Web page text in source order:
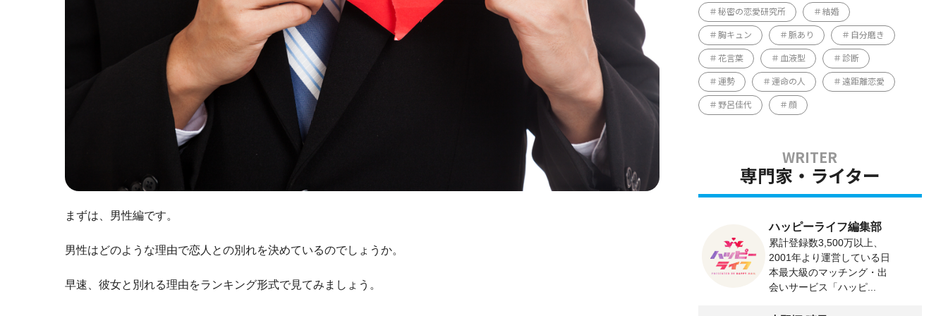
まずは、男性編です。
男性はどのような理由で恋人との別れを決めているのでしょうか。
早速、彼女と別れる理由をランキング形式で見てみましょう。
秘密の恋愛研究所 結婚
胸キュン 脈あり 自分磨き
花言葉 血液型 診断
運勢 運命の人 遠距離恋愛
野呂佳代 顔
専門家・ライター
ハッピーライフ編集部
累計登録数3,500万以上、
2001年より運営している日
本最大級のマッチング・出
会いサービス「ハッピ...